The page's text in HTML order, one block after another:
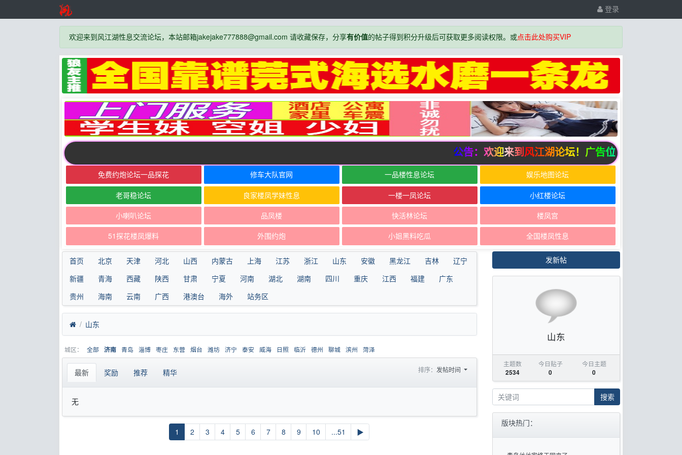
登录
欢迎来到风江湖性息交流论坛，本站邮箱jakejake777888@gmail.com 请收藏保存，分享有价值的帖子得到积分升级后可获取更多阅读权限。或点击此处购买VIP
公告：欢迎来到风江湖论坛！广告位招商中
免费约炮论坛一品探花 修车大队官网 一品楼性息论坛 娱乐地图论坛
老哥稳论坛 良家楼凤学妹性息 一楼一凤论坛 小红楼论坛
小喇叭论坛 品凤楼 快活林论坛 楼凤宫
51探花楼凤爆料 外围约炮 小姐黑料吃瓜 全国楼凤性息
首页 北京 天津 河北 山西 内蒙古 上海 江苏 浙江 山东 安徽 黑龙江 吉林
辽宁
新疆
青海 西藏 陕西 甘肃 宁夏 河南 湖北 湖南 四川 重庆 江西 福建
广东
贵州
海南 云南 广西 港澳台 海外 站务区
山东
城区： 全部 济南 青岛 淄博 枣庄 东营 烟台 潍坊 济宁 泰安 威海 日照 临沂 德州 聊城 滨州 菏泽
最新 奖励 推荐 精华 排序： 发帖时间
无
1 2 3 4 5 6 7 8 9 10 ...51 ▶
发新帖
山东
主题数
2534
今日贴子
0
今日主题
0
搜索
版块热门：